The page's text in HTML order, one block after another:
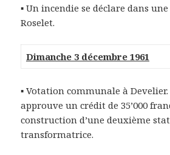
▪ Un incendie se déclare dans
Roselet.
Dimanche 3 décembre 1961
▪ Votation communale à
approuve un crédit de 35’000
construction d’une deuxième
transformatrice.